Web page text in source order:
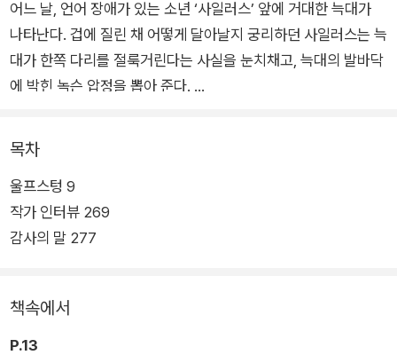
어느 날, 언어 장애가 있는 소년 ‘사일러스’ 앞에 거대한 늑대가
나타난다. 겁에 질린 채 어떻게 달아날지 궁리하던 사일러스는 늑
대가 한쪽 다리를 절룩거린다는 사실을 눈치채고, 늑대의 발바닥
에 박힌 녹슨 압정을 뽑아 준다.
늑대가 숲으로 사라진 뒤, 이번엔 사람처럼 말하는 여우 ‘레이너
드’ 패거리가 들이닥친다. 레이너드는 늑대가 어디로 갔는지 캐물
으며 사일러스를 몰아세우고, 어느새 이야기는 박진감 넘치는 판
타지의 세계로 날아간다.
‘어스’를 건설하는 독재자 레이너드, 강제 노동과 굶주림으로 동
료들을 모두 잃고 가까스로 탈출한 마지막 늑대 ‘아이센그림’과
목차
울프스텅 9
작가 인터뷰 269
감사의 말 277
책속에서
P.13